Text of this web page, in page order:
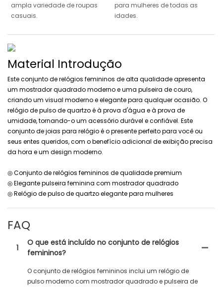
ampla variedade de roupas
casuais.
para mulheres de todas as
idades.
Material Introdução
Este conjunto de relógios femininos de alta qualidade apresenta
um mostrador quadrado moderno e uma pulseira de couro,
criando um visual moderno e elegante para qualquer ocasião. O
relógio de pulso de quartzo é à prova d'água e à prova de
umidade, tornando-o um acessório durável e confiável. Este
conjunto de joias para relógio é o presente perfeito para você ou
seus entes queridos, com o benefício adicional de exibição precisa
da hora e um design moderno.
◎ Conjunto de relógios femininos de qualidade premium
◎ Elegante pulseira feminina com mostrador quadrado
◎ Relógio de pulso de quartzo elegante para mulheres
FAQ
1
O que está incluído no conjunto de relógios
femininos?
O conjunto de relógios femininos inclui um relógio de
pulso moderno com mostrador quadrado e pulseira de